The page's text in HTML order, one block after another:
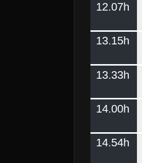
12.07h
13.15h
13.33h
14.00h
14.54h